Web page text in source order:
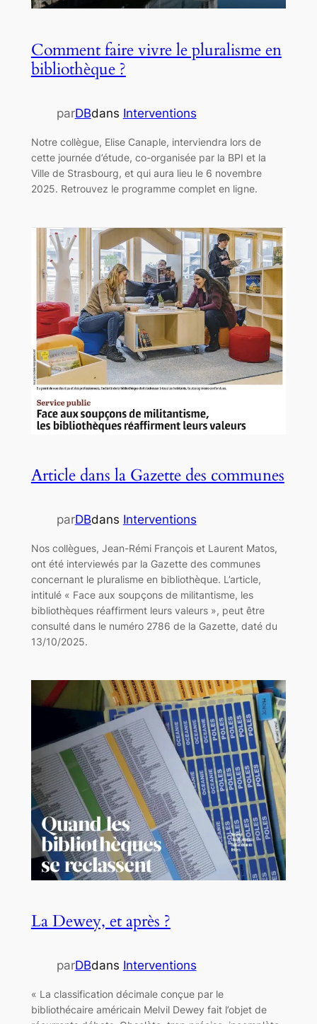
Comment faire vivre le pluralisme en
bibliothèque ?
parDBdans Interventions
Notre collègue, Elise Canaple, interviendra lors de
cette journée d’étude, co-organisée par la BPI et la
Ville de Strasbourg, et qui aura lieu le 6 novembre
2025. Retrouvez le programme complet en ligne.
Article dans la Gazette des communes
parDBdans Interventions
Nos collègues, Jean-Rémi François et Laurent Matos,
ont été interviewés par la Gazette des communes
concernant le pluralisme en bibliothèque. L’article,
intitulé « Face aux soupçons de militantisme, les
bibliothèques réaffirment leurs valeurs », peut être
consulté dans le numéro 2786 de la Gazette, daté du
13/10/2025.
La Dewey, et après ?
parDBdans Interventions
« La classification décimale conçue par le
bibliothécaire américain Melvil Dewey fait l’objet de